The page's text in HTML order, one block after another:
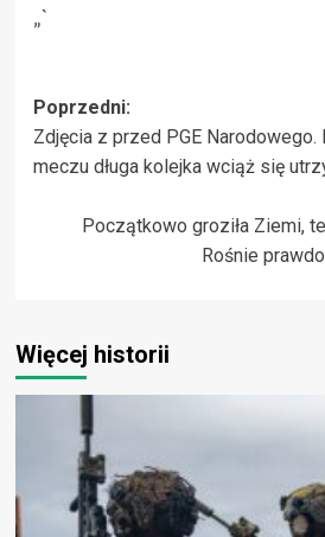
„`
Zobacz
wpisy
Poprzedni:
Zdjęcia z przed PGE
meczu długa kolejka wciąż się
Początkowo groziła Ziemi,
Rośnie
Więcej historii